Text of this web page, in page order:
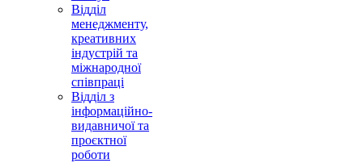
Відділ
менеджменту,
креативних
індустрій та
міжнародної
співпраці
Відділ з
інформаційно-
видавничої та
проєктної
роботи